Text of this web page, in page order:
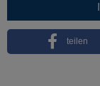
teilen